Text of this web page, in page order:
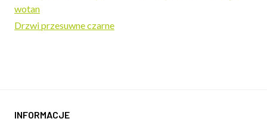
wotan
Drzwi przesuwne czarne
INFORMACJE